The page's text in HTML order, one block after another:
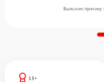
13+
Выясним причину